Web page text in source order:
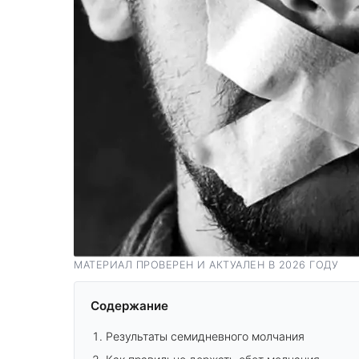
МАТЕРИАЛ ПРОВЕРЕН И АКТУАЛЕН В 2026 ГОДУ
Содержание
Результаты семидневного молчания